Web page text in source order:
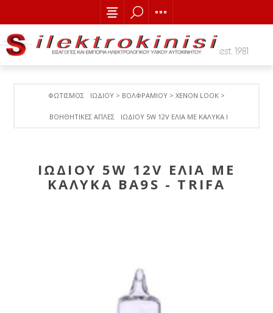
ΦΩΤΙΣΜΟΣ ΙΩΔΙΟΥ > ΒΟΛΦΡΑΜΙΟY > ΧΕΝΟΝ LOOK >
ΒΟΗΘΗΤΙΚΕΣ ΑΠΛΕΣ IΩΔΙΟΥ 5W 12V EΛΙΑ ΜΕ ΚΑΛΥΚΑ BA9S - TRIFA
IΩΔΙΟΥ 5W 12V EΛΙΑ ΜΕ
ΚΑΛΥΚΑ BA9S - TRIFA